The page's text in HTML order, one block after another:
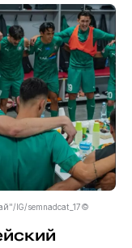
IG/semnadcat_17©